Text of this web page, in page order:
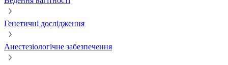
Генетичні дослідження
Анестезіологічне забезпечення